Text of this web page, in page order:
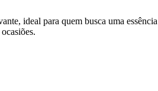
ideal para quem busca uma essência